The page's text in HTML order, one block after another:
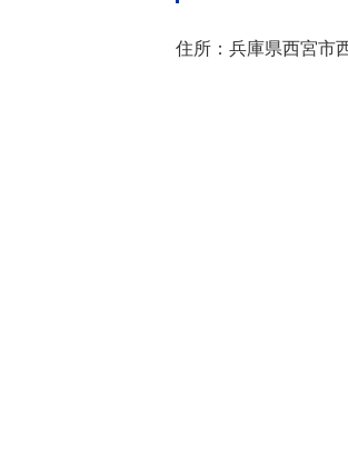
住所：兵庫県西宮市